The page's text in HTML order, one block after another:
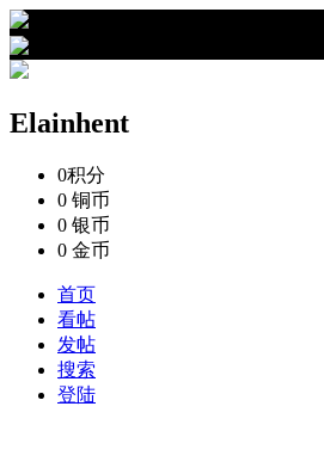
Elainhent
0积分
0 铜币
0 银币
0 金币
首页
看帖
发帖
搜索
登陆